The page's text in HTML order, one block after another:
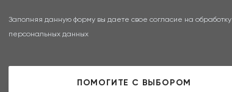
Заполняя данную форму вы даете свое согласие на обработку
персональных данных